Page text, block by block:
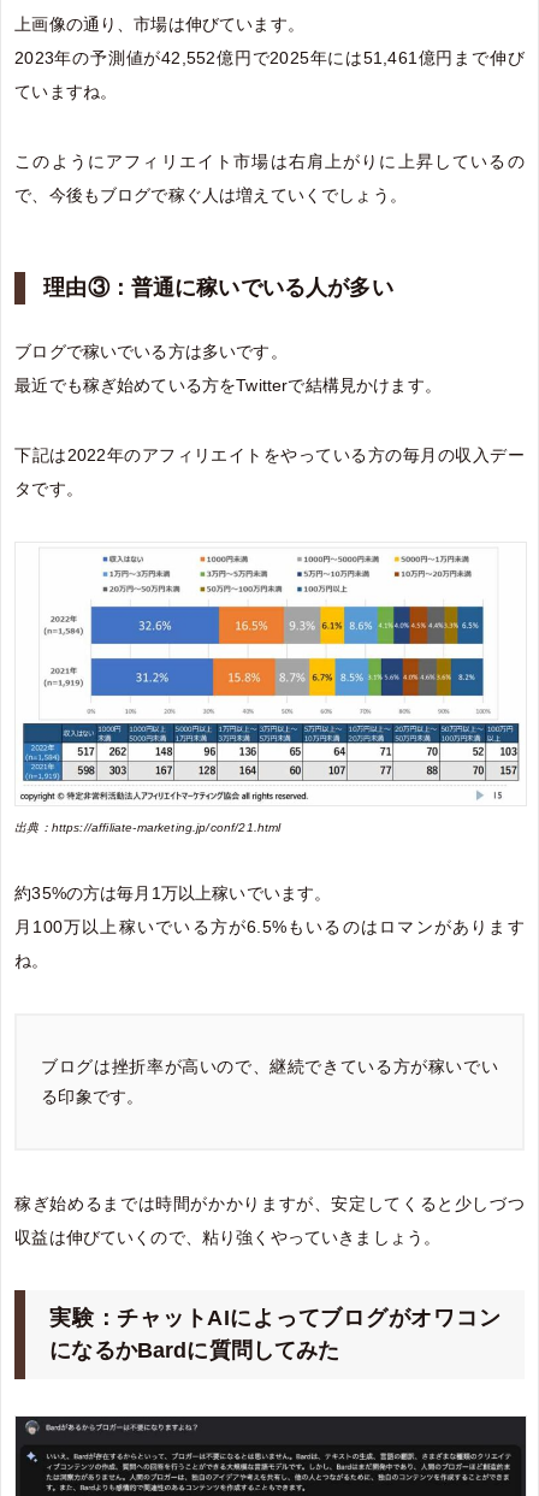
上画像の通り、市場は伸びています。
2023年の予測値が42,552億円で2025年には51,461億円まで伸び
ていますね。
このようにアフィリエイト市場は右肩上がりに上昇しているの
で、今後もブログで稼ぐ人は増えていくでしょう。
理由③：普通に稼いでいる人が多い
ブログで稼いでいる方は多いです。
最近でも稼ぎ始めている方をTwitterで結構見かけます。
下記は2022年のアフィリエイトをやっている方の毎月の収入デー
タです。
出典：https://affiliate-marketing.jp/conf/21.html
約35%の方は毎月1万以上稼いでいます。
月100万以上稼いでいる方が6.5%もいるのはロマンがあります
ね。
ブログは挫折率が高いので、継続できている方が稼いでい
る印象です。
稼ぎ始めるまでは時間がかかりますが、安定してくると少しづつ
収益は伸びていくので、粘り強くやっていきましょう。
実験：チャットAIによってブログがオワコン
になるかBardに質問してみた